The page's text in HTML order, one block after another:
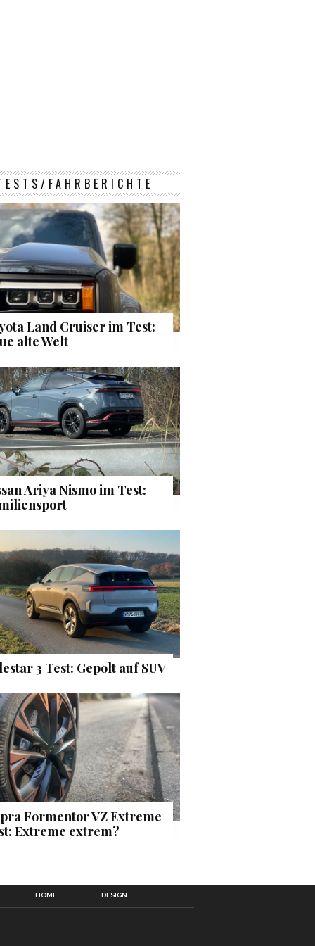
FAHRBERICHTE
Land Cruiser im Test:
alte Welt
Ariya Nismo im Test:
3 Test: Gepolt auf SUV
Formentor VZ Extreme
Extreme extrem?
HOME DESIGN